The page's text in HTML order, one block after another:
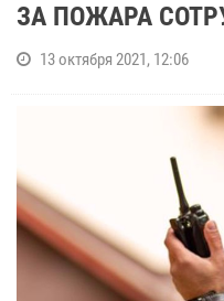
ЗА ПОЖАРА
13 октября 2021, 12:06